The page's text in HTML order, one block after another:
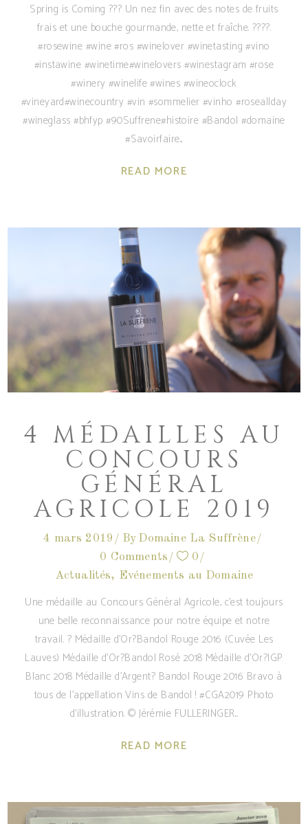
Spring is Coming ??? Un nez fin avec des notes de fruits
frais et une bouche gourmande, nette et fraîche. ????.
#rosewine #wine #ros #winelover #winetasting #vino
#instawine #winetime#winelovers #winestagram #rose
#winery #winelife #wines #wineoclock
#vineyard#winecountry #vin #sommelier #vinho #roseallday
#wineglass #bhfyp #90Suffrene#histoire #Bandol #domaine
#Savoirfaire
READ MORE
4 MÉDAILLES AU
CONCOURS
GÉNÉRAL
AGRICOLE 2019
4 mars 2019 By Domaine La Suffrène
0 Comments
0
Actualités, Evénements au Domaine
Une médaille au Concours Général Agricole, c'est toujours
une belle reconnaissance pour notre équipe et notre
travail. ? Médaille d'Or?Bandol Rouge 2016 (Cuvée Les
Lauves) Médaille d'Or?Bandol Rosé 2018 Médaille d'Or?IGP
Blanc 2018 Médaille d'Argent? Bandol Rouge 2016 Bravo à
tous de l'appellation Vins de Bandol ! #CGA2019 Photo
d'illustration. © Jérémie FULLERINGER
READ MORE